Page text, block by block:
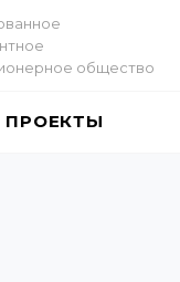
общество
ПРОЕКТЫ